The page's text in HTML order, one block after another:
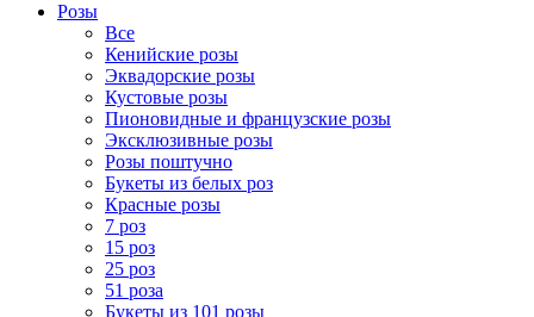
Розы
Все
Кенийские розы
Эквадорские розы
Кустовые розы
Пионовидные и французские розы
Эксклюзивные розы
Розы поштучно
Букеты из белых роз
Красные розы
7 роз
15 роз
25 роз
51 роза
Букеты из 101 розы